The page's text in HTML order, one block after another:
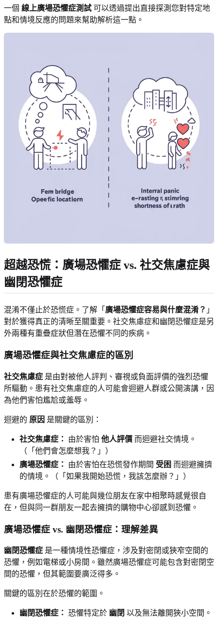
一個 線上廣場恐懼症測試 可以透過提出直接探測您對特定地
點和情境反應的問題來幫助解析這一點。
超越恐慌：廣場恐懼症 vs. 社交焦慮症與
幽閉恐懼症
混淆不僅止於恐慌症。了解「 廣場恐懼症容易與什麼混淆？ 」
對於獲得真正的清晰至關重要。社交焦慮症和幽閉恐懼症是另
外兩種有重疊症狀但潛在恐懼不同的疾病。
廣場恐懼症與社交焦慮症的區別
社交焦慮症 是由對被他人評判、審視或負面評價的強烈恐懼
所驅動。患有社交焦慮症的人可能會迴避人群或公開演講，因
為他們害怕尷尬或羞辱。
迴避的 原因 是關鍵的區別：
社交焦慮症： 由於害怕 他人評價 而迴避社交情境。
（「他們會怎麼想我？」）
廣場恐懼症：
由於害怕在恐慌發作期間 受困 而迴避擁擠
的情境。（「如果我開始恐慌，我該怎麼辦？」）
患有廣場恐懼症的人可能與幾位朋友在家中相聚時感覺很自
在，但與同一群朋友一起去擁擠的購物中心卻感到恐懼。
廣場恐懼症 vs. 幽閉恐懼症：理解差異
幽閉恐懼症 是一種情境性恐懼症，涉及對密閉或狹窄空間的
恐懼，例如電梯或小房間。雖然廣場恐懼症可能包含對密閉空
間的恐懼，但其範圍要廣泛得多。
關鍵的區別在於恐懼的範圍。
幽閉恐懼症： 恐懼特定於 幽閉 以及無法離開狹小空間。